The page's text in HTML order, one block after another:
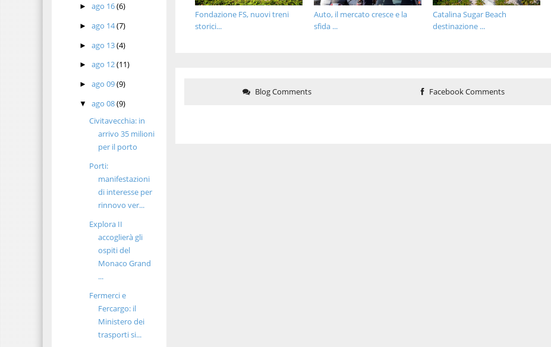
►ago 16(6)
►ago 14(7)
►ago 13(4)
►ago 12(11)
►ago 09(9)
▼ago 08(9)
Civitavecchia: in
arrivo 35 milioni
per il porto
Porti:
manifestazioni
di interesse per
rinnovo ver...
Explora II
accoglierà gli
ospiti del
Monaco Grand
...
Fermerci e
Fercargo: il
Ministero dei
trasporti si...
Catalina Sugar Beach
destinazione ...
Auto, il mercato cresce e la
sfida ...
Fondazione FS, nuovi treni
storici...
Blog Comments Facebook Comments